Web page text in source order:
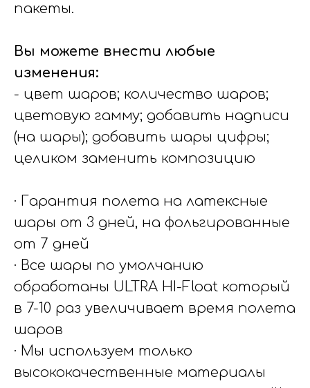
пакеты.
Вы можете внести любые
изменения:
- цвет шаров; количество шаров;
цветовую гамму; добавить надписи
(на шары); добавить шары цифры;
целиком заменить композицию
· Гарантия полета на латексные
шары от 3 дней, на фольгированные
от 7 дней
· Все шары по умолчанию
обработаны ULTRA HI-Float который
в 7-10 раз увеличивает время полета
шаров
· Мы используем только
высококачественные материалы